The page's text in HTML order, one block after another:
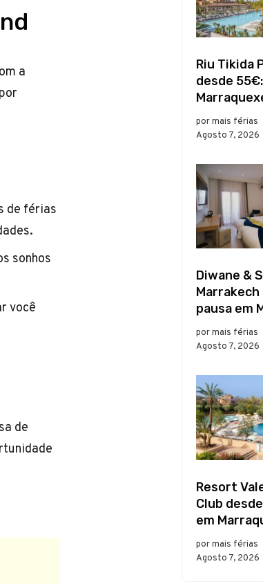
a
de férias
sonhos
você
de
Riu Tikida
desde
por mais férias
Agosto 7, 2026
Diwane &
Marrakech
pausa em
por mais férias
Agosto 7, 2026
Resort
Club
em
por mais férias
Agosto 7, 2026